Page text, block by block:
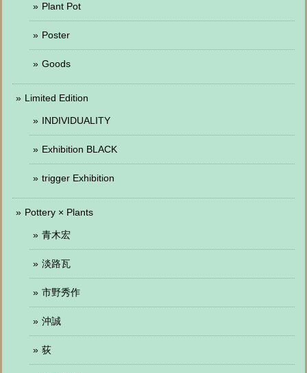
Plant Pot
Poster
Goods
Limited Edition
INDIVIDUALITY
Exhibition BLACK
trigger Exhibition
Pottery × Plants
青木宏
淡路瓦
市野秀作
沖誠
荻